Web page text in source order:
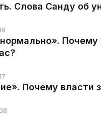
Слова Санду об
Почему власти